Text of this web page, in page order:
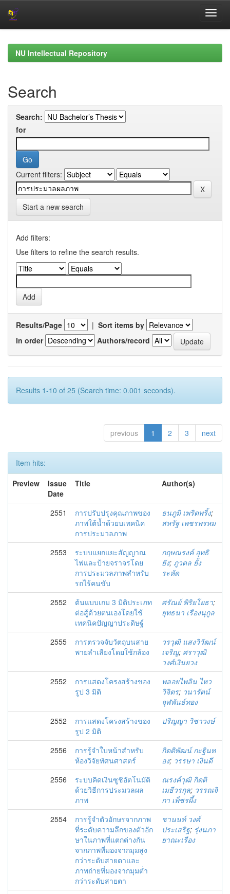
navigationNU Intellectual Repository
Search
Search:
for
Current filters:
Start a new search
Add filters:
Use filters to refine the search results.
Results/Page | Sort items by
In order
Authors/record
Results 1-10 of 25 (Search time: 0.001 seconds).
previous 1 2 3 next
Item hits:
Preview
Issue
Date
Title Author(s)
2551
การปรับปรุงคุณภาพของ
ภาพใต้น้ำด้วยบเทคนิค
การประมวลภาพ
ธนภูมิ เพริดพริ้ง;
สหรัฐ เพชรพรหม
2553
ระบบแยกแยะสัญญาณ
ไฟและป้ายจราจรโดย
การประมวลภาพสำหรับ
รถไร้คนขับ
กฤษณรงค์ อุทธิ
ยัง; ภูวดล ยั้ง
ระหัด
2552
ต้นแบบเกม 3 มิติประเภท
ต่อสู้ด้วยตนเองโดยใช้
เทคนิคปัญญาประดิษฐ์
ศรัณย์ พิริยโยธา;
ยุทธนา เรืองนุกูล
2555
การตรวจจับวัตถุบนสาย
พายลำเลียงโดยใช้กล้อง
วรวุฒิ แสงวิวัฒน์
เจริญ; ศราวุฒิ
วงศ์เงินยวง
2552
การแสดงโครงสร้างของ
รูป 3 มิติ
พลอยไพลิน ไหว
วิจิตร; วนารัตน์
จุฬพันธ์ทอง
2552
การแสดงโครงสร้างของ
รูป 2 มิติ
ปริญญา วิชาวงษ์
2556
การรู้จำใบหน้าสำหรับ
ห้องวิจัยทัศนศาสตร์
กิตติพัฒน์ กะฐินท
อง; วรรษา เงินดี
2556
ระบบคิดเงินซูชิอัตโนมัติ
ด้วยวิธีการประมวลผล
ภาพ
ณรงค์วุฒิ กิตติ
เมธีวรกุล; วรรณจิ
กา เพ็ชรผึ้ง
2554
การรู้จำตัวอักษรจากภาพ
ที่ระดับความลึกของตัวอัก
ษาในภาพที่แตกต่างกัน
จากภาพที่มองจากมุมสูง
กว่าระดับสายตาและ
ภาพถ่ายที่มองจากมุมต่ำ
กว่าระดับสายตา
ชานนท์ วงศ์
ประเสริฐ; รุ่งนภา
ยาณะเรือง